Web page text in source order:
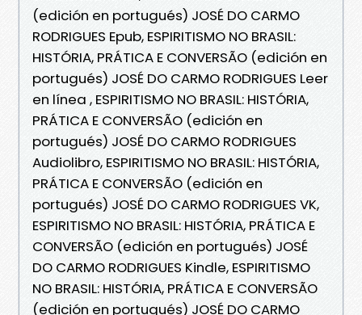
(edición en portugués) JOSÉ DO CARMO
RODRIGUES Epub, ESPIRITISMO NO BRASIL:
HISTÓRIA, PRÁTICA E CONVERSÃO (edición en
portugués) JOSÉ DO CARMO RODRIGUES Leer
en línea , ESPIRITISMO NO BRASIL: HISTÓRIA,
PRÁTICA E CONVERSÃO (edición en
portugués) JOSÉ DO CARMO RODRIGUES
Audiolibro, ESPIRITISMO NO BRASIL: HISTÓRIA,
PRÁTICA E CONVERSÃO (edición en
portugués) JOSÉ DO CARMO RODRIGUES VK,
ESPIRITISMO NO BRASIL: HISTÓRIA, PRÁTICA E
CONVERSÃO (edición en portugués) JOSÉ
DO CARMO RODRIGUES Kindle, ESPIRITISMO
NO BRASIL: HISTÓRIA, PRÁTICA E CONVERSÃO
(edición en portugués) JOSÉ DO CARMO